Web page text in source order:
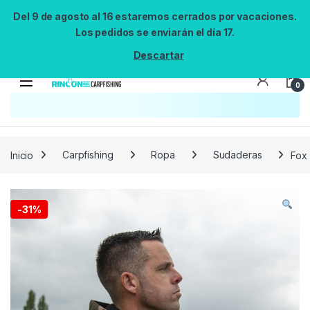
Del 9 de agosto al 16 estaremos cerrados por vacaciones.
Los pedidos se enviarán el día 17.
Descartar
0
No se pudo cargar el widget de búsqueda.
Reintentar